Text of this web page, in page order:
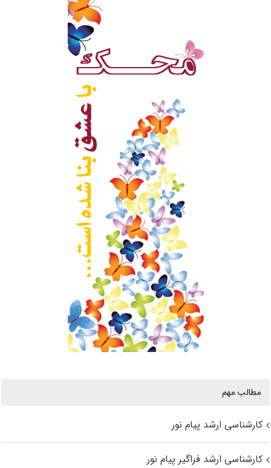
مطالب مهم
کارشناسی ارشد پیام نور
کارشناسی ارشد فراگیر پیام نور